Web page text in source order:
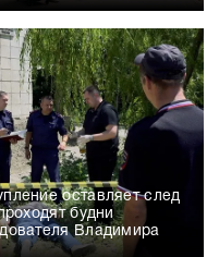
оставляет след
будни
Владимира